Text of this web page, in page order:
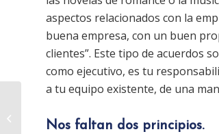
aspectos relacionados con la
buena empresa, con un buen
clientes”. Este tipo de acuerdos
como ejecutivo, es tu
a tu equipo existente, de una
Nos faltan dos principios.
emociones?